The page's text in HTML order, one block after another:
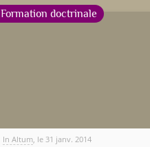
Formation doctrinale
In Altum, le 31 janv. 2014